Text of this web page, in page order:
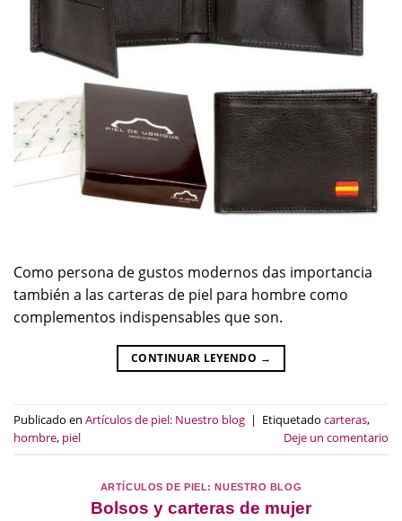
Como persona de gustos modernos das importancia
también a las carteras de piel para hombre como
complementos indispensables que son.
CONTINUAR LEYENDO →
Publicado en Artículos de piel: Nuestro blog | Etiquetado carteras,
hombre, piel Deje un comentario
ARTÍCULOS DE PIEL: NUESTRO BLOG
Bolsos y carteras de mujer